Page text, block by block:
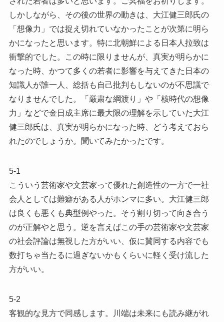
しかしながら、その後の世界の動きは、大江健三郎氏の
「想像力」では捉え切れていなかったことが次第に明ら
かになったと思います。特に北朝鮮による日本人拉致は
衝撃的でした。この時に限りませんが、真実が明らかに
なった時、かつて多くの若者に影響を与えてきた日本の
知識人が誰一人、総括も自己批判もしないのが不思議で
なりませんでした。「厳粛な綱渡り」や「核時代の想像
力」などで金日成主席に最大限の理解を示していた大江
健三郎氏は、真実が明らかになった時、どう考えておら
れたのでしょうか。聞いてみたかったです。
5-1
こういう芸術家や文芸家って優れた創造性の一方で一社
会人としては難癖がある人がホンマに多い。大江健三郎
は良くも悪くも典型例やった。そう割り切って向き合う
のが正解やと思う。逆を言えばこの手の芸術家や文芸家
の社会評論は無視した方がいい、仮に賛同する内容でも
数打ちゃ当たるに過ぎないかもくらいに軽く受け流した
方がいい。
5-2
客観的な見方で同感します。川端は未来にも読み継がれ